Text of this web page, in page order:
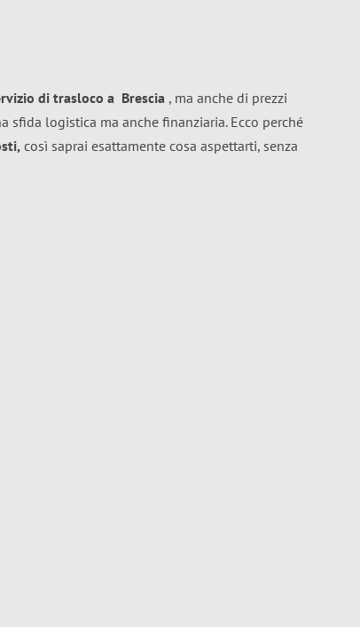
di trasloco a Brescia , ma anche di prezzi
sfida logistica ma anche finanziaria. Ecco perché
così saprai esattamente cosa aspettarti, senza